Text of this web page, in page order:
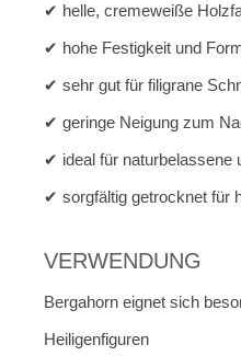
✔ helle, cremeweiße
✔ hohe Festigkeit und
✔ sehr gut für filigrane
✔ geringe Neigung zum
✔ ideal für naturbelassene
✔ sorgfältig getrocknet für
VERWENDUNG
Bergahorn eignet sich
Heiligenfiguren